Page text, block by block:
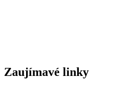
Zaujímavé linky